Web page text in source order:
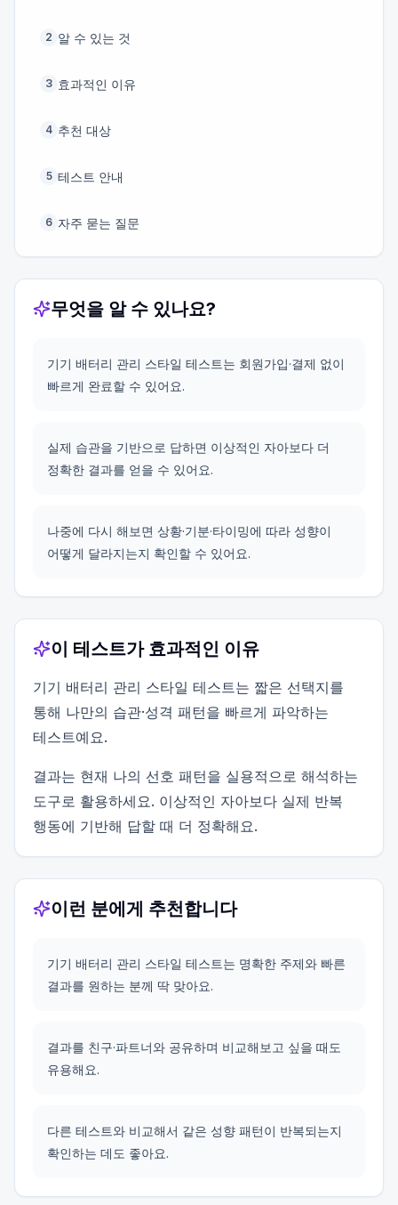
2 알 수 있는 것
3 효과적인 이유
4 추천 대상
5 테스트 안내
6 자주 묻는 질문
무엇을 알 수 있나요?
기기 배터리 관리 스타일 테스트는 회원가입·결제 없이
빠르게 완료할 수 있어요.
실제 습관을 기반으로 답하면 이상적인 자아보다 더
정확한 결과를 얻을 수 있어요.
나중에 다시 해보면 상황·기분·타이밍에 따라 성향이
어떻게 달라지는지 확인할 수 있어요.
이 테스트가 효과적인 이유
기기 배터리 관리 스타일 테스트는 짧은 선택지를
통해 나만의 습관·성격 패턴을 빠르게 파악하는
테스트예요.
결과는 현재 나의 선호 패턴을 실용적으로 해석하는
도구로 활용하세요. 이상적인 자아보다 실제 반복
행동에 기반해 답할 때 더 정확해요.
이런 분에게 추천합니다
기기 배터리 관리 스타일 테스트는 명확한 주제와 빠른
결과를 원하는 분께 딱 맞아요.
결과를 친구·파트너와 공유하며 비교해보고 싶을 때도
유용해요.
다른 테스트와 비교해서 같은 성향 패턴이 반복되는지
확인하는 데도 좋아요.